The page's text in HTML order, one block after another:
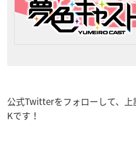
公式Twitterをフォローして、
Kです！